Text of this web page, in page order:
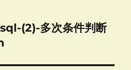
(2)-多次条件判断